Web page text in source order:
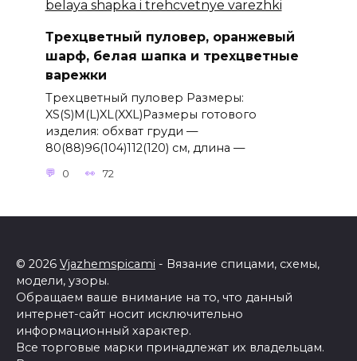
Трехцветный пуловер, оранжевый
шарф, белая шапка и трехцветные
варежки
Трехцветный пуловер Размеры:
XS(S)M(L)XL(XXL)Размеры готового
изделия: обхват груди —
80(88)96(104)112(120) см, длина —
0 72
© 2026 Vjazhemspicami - Вязание спицами, схемы,
модели, узоры.
Обращаем ваше внимание на то, что данный
интернет-сайт носит исключительно
информационный характер.
Все торговые марки принадлежат их владельцам.